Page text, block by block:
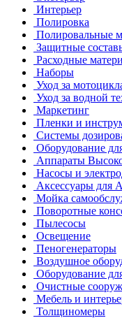
Интерьер
Полировка
Полировальные
Защитные
Расходные
Наборы
Уход за
Уход за водной
Маркетинг
Пленки и
Системы
Оборудование
Аппараты
Насосы и
Аксессуары для
Мойка
Поворотные
Пылесосы
Освещение
Пеногенераторы
Воздушное
Оборудование
Очистные
Мебель и
Толщиномеры